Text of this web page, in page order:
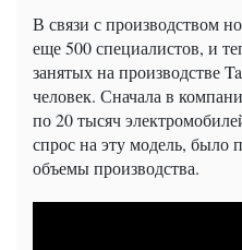
В связи с производством
еще 500 специалистов, и
занятых на производстве
человек. Сначала в
по 20 тысяч
спрос на эту модель, было
объемы производства.